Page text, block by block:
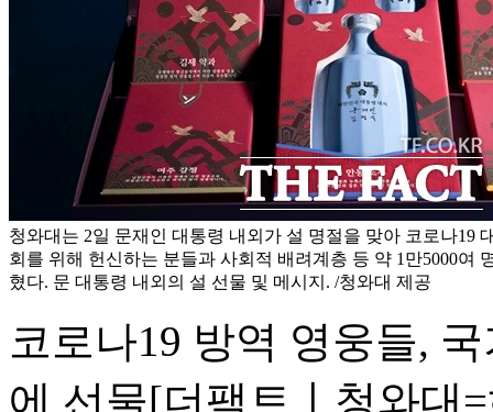
청와대는 2일 문재인 대통령 내외가 설 명절을 맞아 코로나19
회를 위해 헌신하는 분들과 사회적 배려계층 등 약 1만5000여
혔다. 문 대통령 내외의 설 선물 및 메시지. /청와대 제공
코로나19 방역 영웅들,
에 선물[더팩트ㅣ청와대